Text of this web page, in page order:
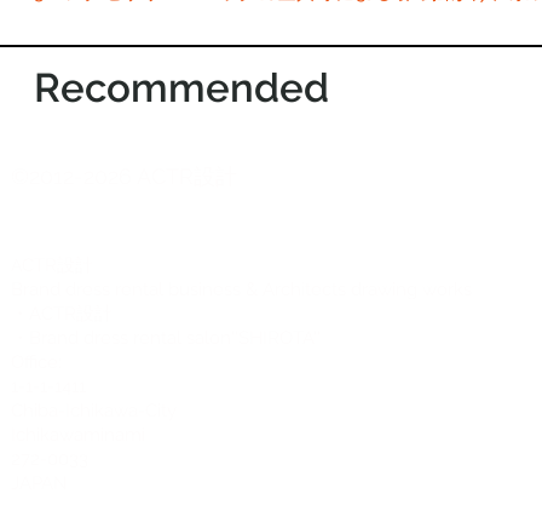
Recommended